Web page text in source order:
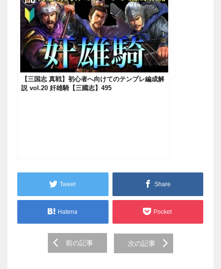
【三国志 真戦】初心者へ向けてのテンプレ編成解
説 vol.20 奸雄騎【三國志】495
Tweet Share
Hatena Pocket
navigation
前の記事 次の記事